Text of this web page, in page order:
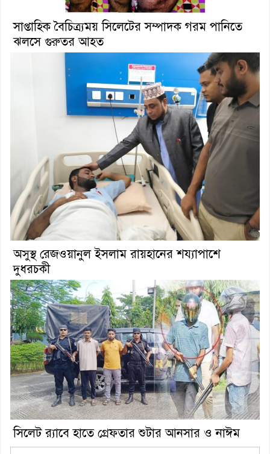
সাপ্তাহিক বৈচিত্র্যময় সিলেটের সম্পাদক গরম পানিতে
ঝলসে গুরুতর আহত
অসুস্থ রেজওয়ানুল ইসলাম রায়হানের শয্যাপাশে
দুধরচকী
সিলেট র‌্যাবে হাতে গ্রেফতার শুটার আনসার ও নাঈম